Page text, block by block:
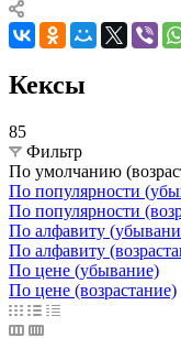
Кексы
85
Фильтр
По умолчанию
По популярности
По популярности
По алфавиту
По алфавиту
По цене (убывание)
По цене (возрастание)